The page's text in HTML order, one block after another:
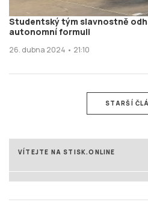
Studentský tým slavnostně
autonomní formuli
26. dubna 2024 • 21:10
STARŠÍ
VÍTEJTE NA STISK.ONLINE